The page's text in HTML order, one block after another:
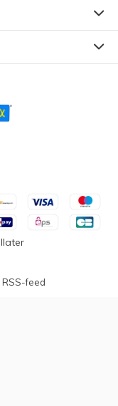
RSS-feed